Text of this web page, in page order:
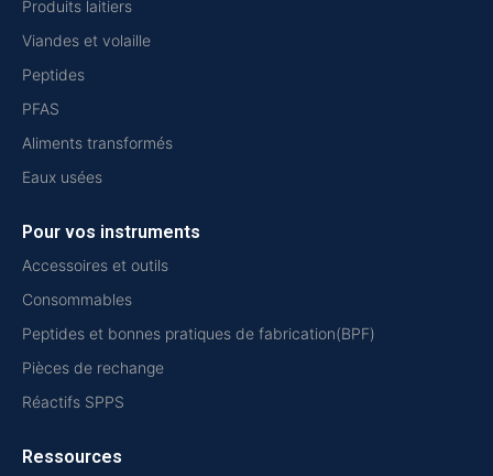
Produits laitiers
Viandes et volaille
Peptides
PFAS
Aliments transformés
Eaux usées
Pour vos instruments
Accessoires et outils
Consommables
Peptides et bonnes pratiques de fabrication(BPF)
Pièces de rechange
Réactifs SPPS
Ressources